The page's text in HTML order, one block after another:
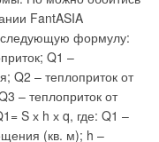
FantASIA
следующую формулу:
Q1 –
Q2 – теплоприток от
– теплоприток от
S х h х q, где: Q1 –
(кв. м); h –
технологиям
в Московской
В своем докладе
разработки,
отметив ее
применяемыми
год компания
солнечный коллектор
радиаторы vaiRAD
посетитель
был представлен
устройство
Камчатского
это предложение
и
района вполне
которая завершила
компаний,
ресурсов,